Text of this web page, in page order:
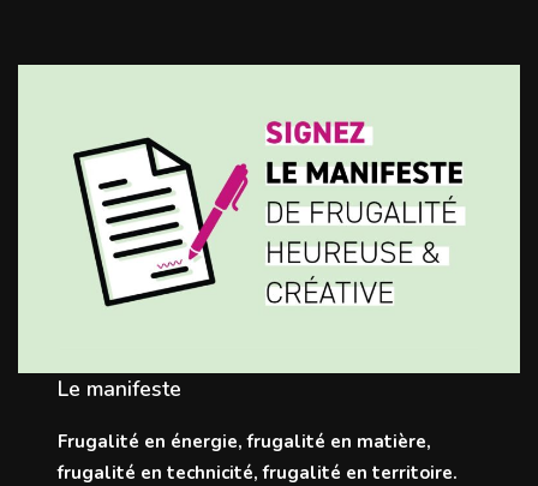
Le manifeste
Frugalité en énergie, frugalité en matière,
frugalité en technicité, frugalité en territoire.